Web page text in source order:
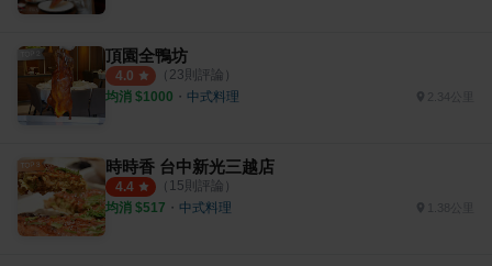
頂園全鴨坊
4.0 （ 23則評論）
均消 $1000 ・ 中式料理
時時香 台中新光三越店
4.4 （ 15則評論）
均消 $517 ・ 中式料理